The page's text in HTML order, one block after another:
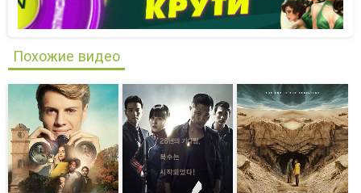
Похожие видео